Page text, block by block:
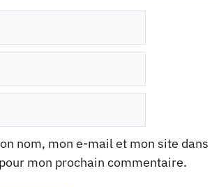
nom, mon e-mail et mon site dans
mon prochain commentaire.